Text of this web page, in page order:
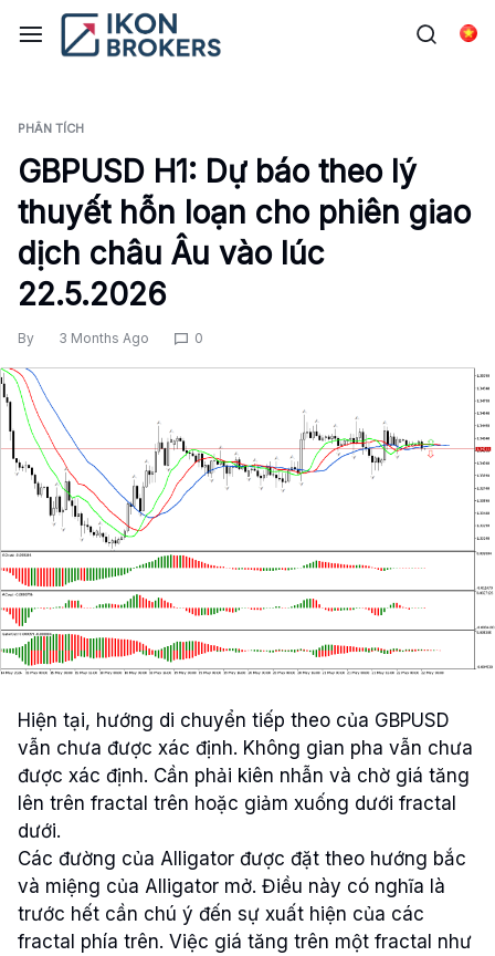
PHÂN TÍCH
GBPUSD H1: Dự báo theo lý
thuyết hỗn loạn cho phiên giao
dịch châu Âu vào lúc
22.5.2026
By 3 Months Ago 0
Hiện tại, hướng di chuyển tiếp theo của GBPUSD
vẫn chưa được xác định. Không gian pha vẫn chưa
được xác định. Cần phải kiên nhẫn và chờ giá tăng
lên trên fractal trên hoặc giảm xuống dưới fractal
dưới.
Các đường của Alligator được đặt theo hướng bắc
và miệng của Alligator mở. Điều này có nghĩa là
trước hết cần chú ý đến sự xuất hiện của các
fractal phía trên. Việc giá tăng trên một fractal như